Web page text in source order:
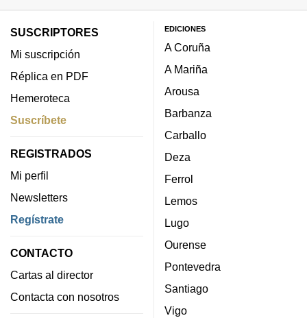
SUSCRIPTORES
Mi suscripción
Réplica en PDF
Hemeroteca
Suscríbete
REGISTRADOS
Mi perfil
Newsletters
Regístrate
CONTACTO
Cartas al director
Contacta con nosotros
EDICIONES
A Coruña
A Mariña
Arousa
Barbanza
Carballo
Deza
Ferrol
Lemos
Lugo
Ourense
Pontevedra
Santiago
Vigo